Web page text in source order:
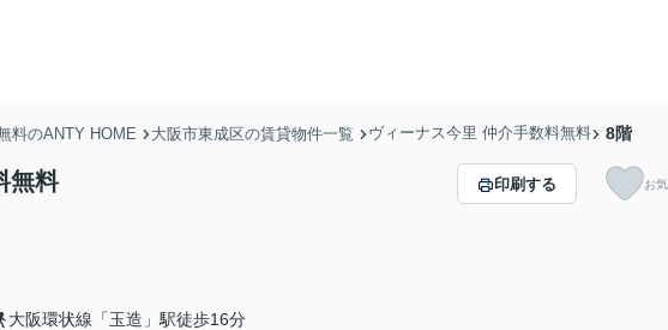
料のANTY HOME 大阪市東成区の賃貸物件一覧 ヴィーナス今里 仲介手数料無料 8階
無料
大阪環状線「玉造」駅徒歩16分
印刷する お